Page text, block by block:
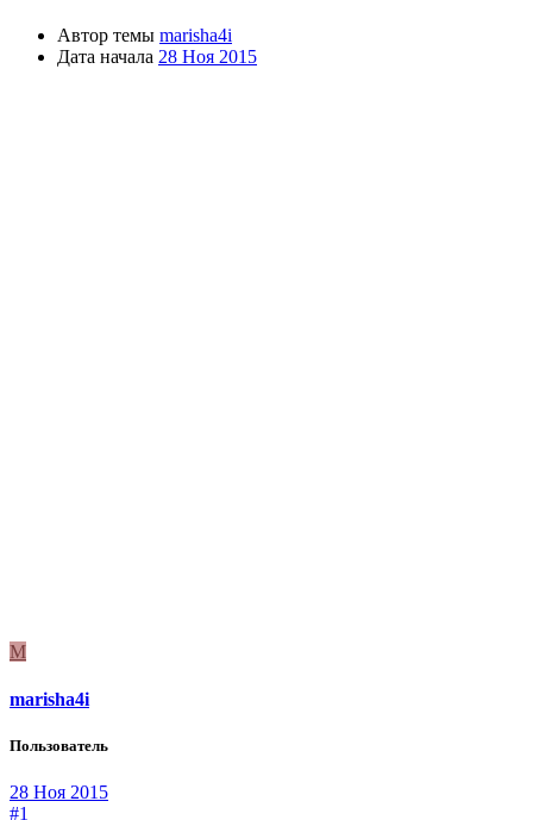
Автор темы marisha4i
Дата начала 28 Ноя 2015
M
marisha4i
Пользователь
28 Ноя 2015
#1